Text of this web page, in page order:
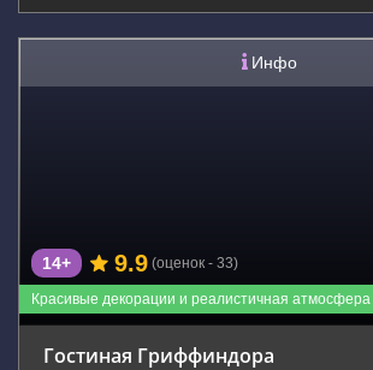
Инфо
Красивые декорации и реалистичная атмосфера
14+ 9.9 (оценок - 33)
Гостиная Гриффиндора